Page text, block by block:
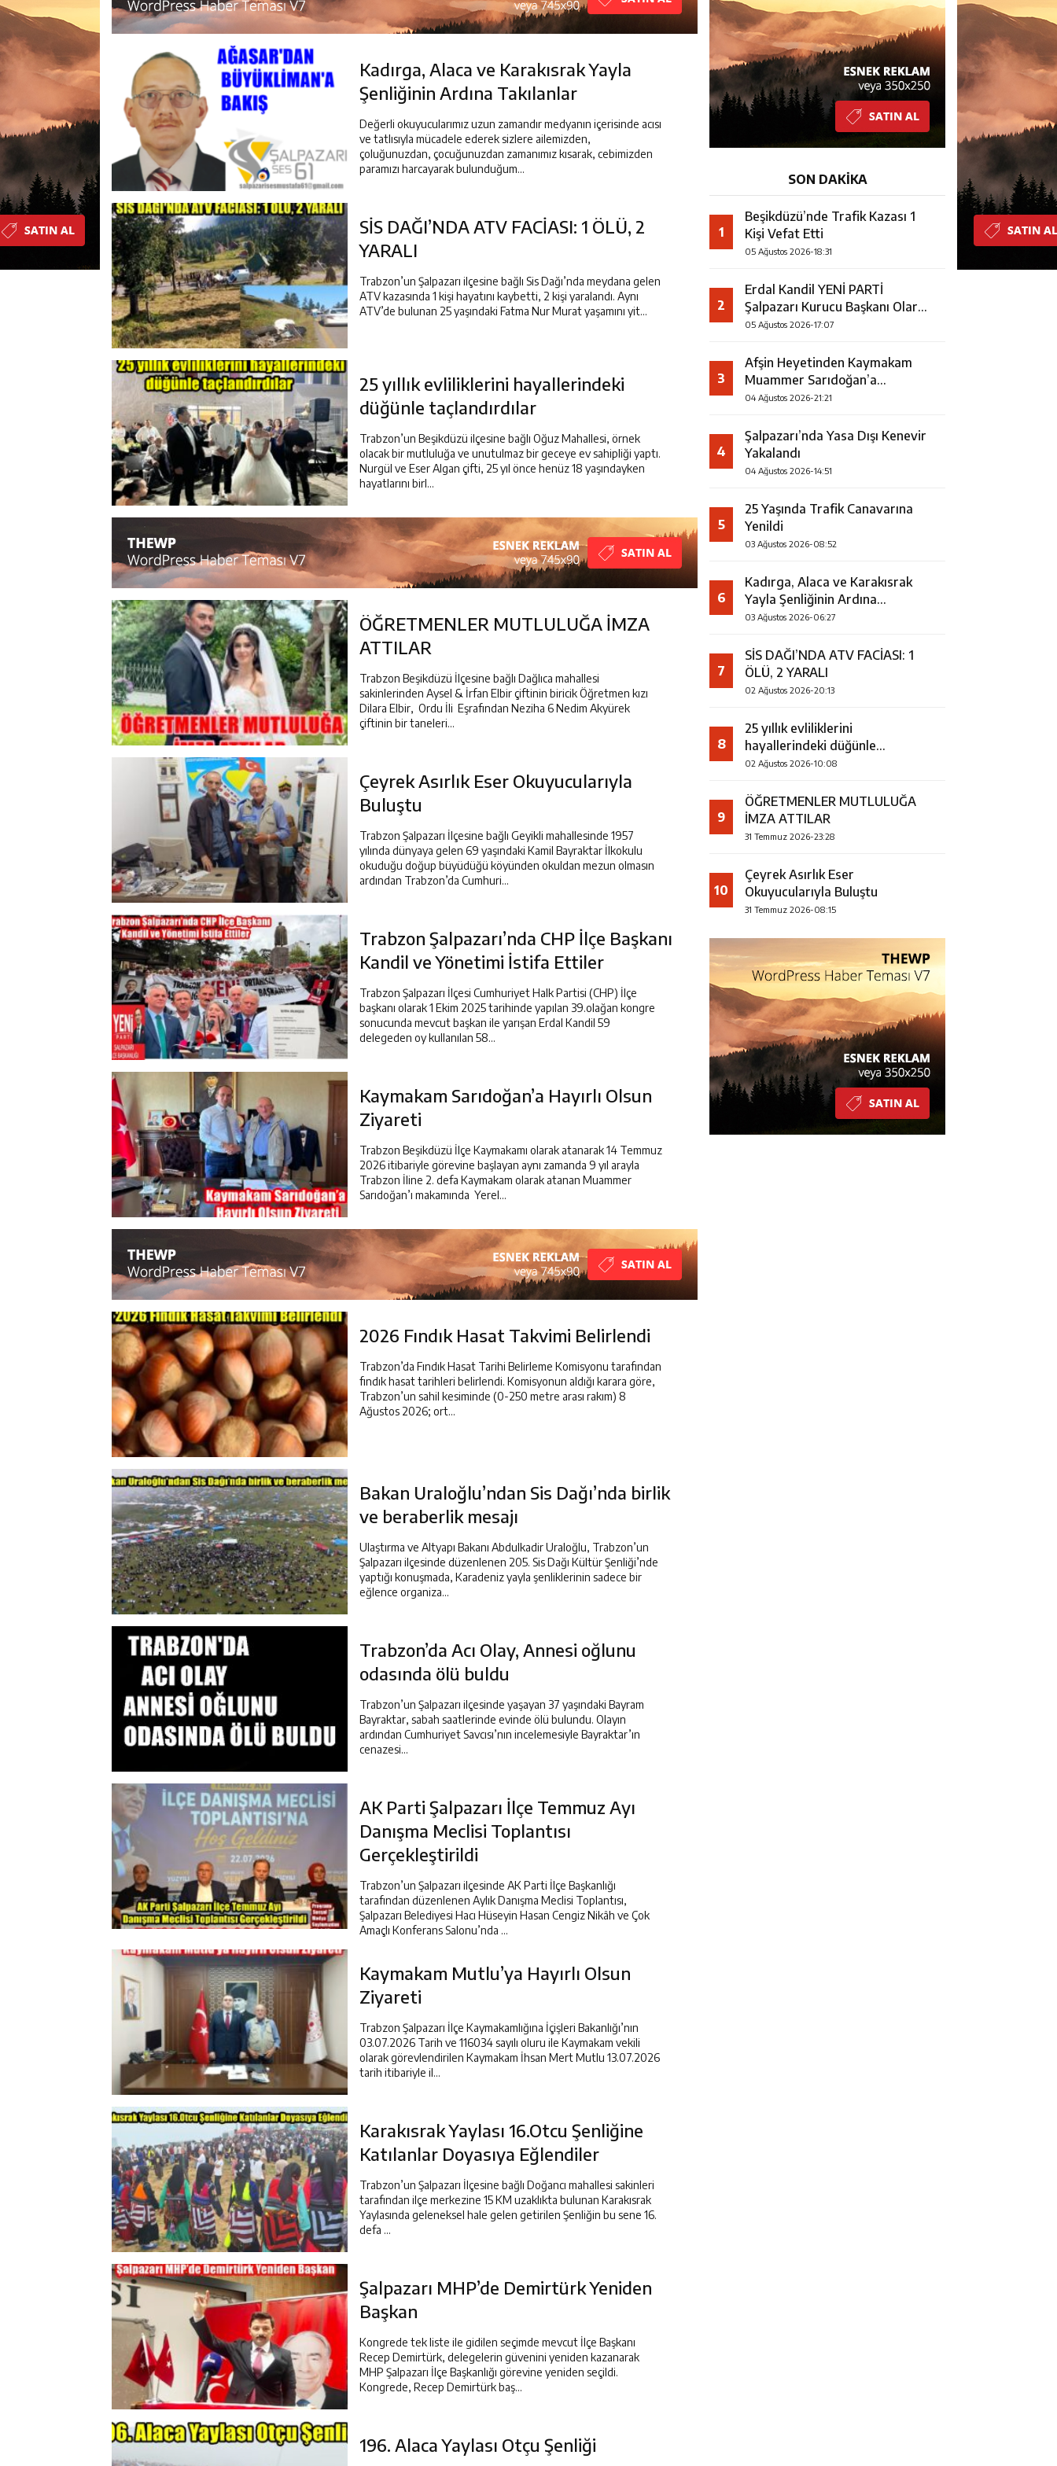
25 yıllık evliliklerini hayallerindeki düğünle taçlandırdılar
8:15 Çeyrek Asırlık Eser Okuyucularıyla Buluştu
18:31 Beşikdüzü’nde Trafik Kazası 1 Kişi Vefat Etti
Kadırga, Alaca ve Karakısrak Yayla
Şenliğinin Ardına Takılanlar
Değerli okuyucularımız uzun zamandır medyanın içerisinde acısı
ve tatlısıyla mücadele ederek sizlere ailemizden,
çoluğunuzdan, çocuğunuzdan zamanımız kısarak, cebimizden
paramızı harcayarak bulunduğum...
SİS DAĞI’NDA ATV FACİASI: 1 ÖLÜ, 2
YARALI
Trabzon’un Şalpazarı ilçesine bağlı Sis Dağı’nda meydana gelen
ATV kazasında 1 kişi hayatını kaybetti, 2 kişi yaralandı. Aynı
ATV’de bulunan 25 yaşındaki Fatma Nur Murat yaşamını yit...
25 yıllık evliliklerini hayallerindeki
düğünle taçlandırdılar
Trabzon’un Beşikdüzü ilçesine bağlı Oğuz Mahallesi, örnek
olacak bir mutluluğa ve unutulmaz bir geceye ev sahipliği yaptı.
Nurgül ve Eser Algan çifti, 25 yıl önce henüz 18 yaşındayken
hayatlarını birl...
ÖĞRETMENLER MUTLULUĞA İMZA
ATTILAR
Trabzon Beşikdüzü İlçesine bağlı Dağlıca mahallesi
sakinlerinden Aysel & İrfan Elbir çiftinin biricik Öğretmen kızı
Dilara Elbir, Ordu İli Eşrafından Neziha 6 Nedim Akyürek
çiftinin bir taneleri...
Çeyrek Asırlık Eser Okuyucularıyla
Buluştu
Trabzon Şalpazarı İlçesine bağlı Geyikli mahallesinde 1957
yılında dünyaya gelen 69 yaşındaki Kamil Bayraktar İlkokulu
okuduğu doğup büyüdüğü köyünden okuldan mezun olmasın
ardından Trabzon’da Cumhuri...
Trabzon Şalpazarı’nda CHP İlçe Başkanı
Kandil ve Yönetimi İstifa Ettiler
Trabzon Şalpazarı İlçesi Cumhuriyet Halk Partisi (CHP) İlçe
başkanı olarak 1 Ekim 2025 tarihinde yapılan 39.olağan kongre
sonucunda mevcut başkan ile yarışan Erdal Kandil 59
delegeden oy kullanılan 58...
Kaymakam Sarıdoğan’a Hayırlı Olsun
Ziyareti
Trabzon Beşikdüzü İlçe Kaymakamı olarak atanarak 14 Temmuz
2026 itibariyle görevine başlayan aynı zamanda 9 yıl arayla
Trabzon İline 2. defa Kaymakam olarak atanan Muammer
Sarıdoğan’ı makamında Yerel...
2026 Fındık Hasat Takvimi Belirlendi
Trabzon’da Fındık Hasat Tarihi Belirleme Komisyonu tarafından
fındık hasat tarihleri belirlendi. Komisyonun aldığı karara göre,
Trabzon’un sahil kesiminde (0-250 metre arası rakım) 8
Ağustos 2026; ort...
Bakan Uraloğlu’ndan Sis Dağı’nda birlik
ve beraberlik mesajı
Ulaştırma ve Altyapı Bakanı Abdulkadir Uraloğlu, Trabzon’un
Şalpazarı ilçesinde düzenlenen 205. Sis Dağı Kültür Şenliği’nde
yaptığı konuşmada, Karadeniz yayla şenliklerinin sadece bir
eğlence organiza...
Trabzon’da Acı Olay, Annesi oğlunu
odasında ölü buldu
Trabzon’un Şalpazarı ilçesinde yaşayan 37 yaşındaki Bayram
Bayraktar, sabah saatlerinde evinde ölü bulundu. Olayın
ardından Cumhuriyet Savcısı’nın incelemesiyle Bayraktar’ın
cenazesi...
AK Parti Şalpazarı İlçe Temmuz Ayı
Danışma Meclisi Toplantısı
Gerçekleştirildi
Trabzon’un Şalpazarı ilçesinde AK Parti İlçe Başkanlığı
tarafından düzenlenen Aylık Danışma Meclisi Toplantısı,
Şalpazarı Belediyesi Hacı Hüseyin Hasan Cengiz Nikâh ve Çok
Amaçlı Konferans Salonu’nda ...
Kaymakam Mutlu’ya Hayırlı Olsun
Ziyareti
Trabzon Şalpazarı İlçe Kaymakamlığına İçişleri Bakanlığı’nın
03.07.2026 Tarih ve 116034 sayılı oluru ile Kaymakam vekili
olarak görevlendirilen Kaymakam İhsan Mert Mutlu 13.07.2026
tarih itibariyle il...
Karakısrak Yaylası 16.Otcu Şenliğine
Katılanlar Doyasıya Eğlendiler
Trabzon’un Şalpazarı İlçesine bağlı Doğancı mahallesi sakinleri
tarafından ilçe merkezine 15 KM uzaklıkta bulunan Karakısrak
Yaylasında geleneksel hale gelen getirilen Şenliğin bu sene 16.
defa ...
Şalpazarı MHP’de Demirtürk Yeniden
Başkan
Kongrede tek liste ile gidilen seçimde mevcut İlçe Başkanı
Recep Demirtürk, delegelerin güvenini yeniden kazanarak
MHP Şalpazarı İlçe Başkanlığı görevine yeniden seçildi.
Kongrede, Recep Demirtürk baş...
196. Alaca Yaylası Otçu Şenliği
SON DAKİKA
1
Beşikdüzü’nde Trafik Kazası 1
Kişi Vefat Etti
05 Ağustos 2026-18:31
2
Erdal Kandil YENİ PARTİ
Şalpazarı Kurucu Başkanı Olarak
Görevlendirildi
05 Ağustos 2026-17:07
3
Afşin Heyetinden Kaymakam
Muammer Sarıdoğan’a
Beşikdüzü’nde hayırlı olsun
04 Ağustos 2026-21:21
4
Şalpazarı’nda Yasa Dışı Kenevir
Yakalandı
04 Ağustos 2026-14:51
5
25 Yaşında Trafik Canavarına
Yenildi
03 Ağustos 2026-08:52
6
Kadırga, Alaca ve Karakısrak
Yayla Şenliğinin Ardına
Takılanlar
03 Ağustos 2026-06:27
7
SİS DAĞI’NDA ATV FACİASI: 1
ÖLÜ, 2 YARALI
02 Ağustos 2026-20:13
8
25 yıllık evliliklerini
hayallerindeki düğünle
taçlandırdılar
02 Ağustos 2026-10:08
9
ÖĞRETMENLER MUTLULUĞA
İMZA ATTILAR
31 Temmuz 2026-23:28
10
Çeyrek Asırlık Eser
Okuyucularıyla Buluştu
31 Temmuz 2026-08:15